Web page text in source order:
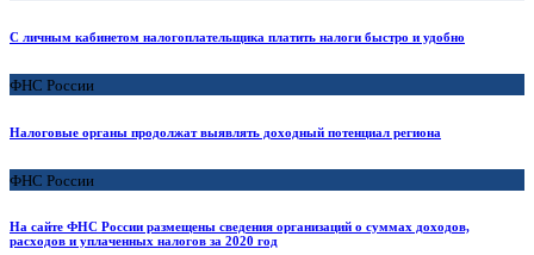
С личным кабинетом налогоплательщика платить налоги быстро и удобно
ФНС России
Налоговые органы продолжат выявлять доходный потенциал региона
ФНС России
На сайте ФНС России размещены сведения организаций о суммах доходов,
расходов и уплаченных налогов за 2020 год